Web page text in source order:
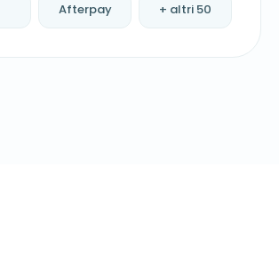
Afterpay + altri 50